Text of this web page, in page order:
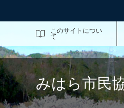
このサイトについ
て
みはら市民